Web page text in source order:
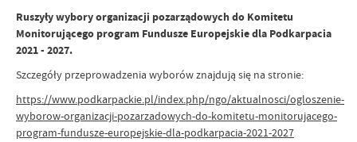
Ruszyły wybory organizacji pozarządowych do Komitetu
Monitorującego program Fundusze Europejskie dla Podkarpacia
2021 - 2027.
Szczegóły przeprowadzenia wyborów znajdują się na stronie:
https://www.podkarpackie.pl/index.php/ngo/aktualnosci/ogloszenie-
wyborow-organizacji-pozarzadowych-do-komitetu-monitorujacego-
program-fundusze-europejskie-dla-podkarpacia-2021-2027